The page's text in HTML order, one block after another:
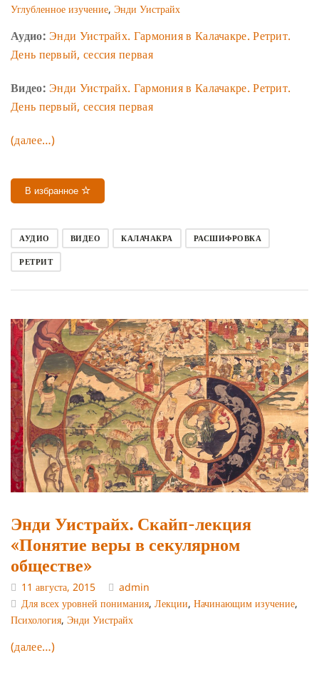
Углубленное изучение, Энди Уистрайх
Аудио: Энди Уистрайх. Гармония в Калачакре. Ретрит.
День первый, сессия первая
Видео: Энди Уистрайх. Гармония в Калачакре. Ретрит.
День первый, сессия первая
(далее…)
В избранное
АУДИО ВИДЕО КАЛАЧАКРА РАСШИФРОВКА
РЕТРИТ
Энди Уистрайх. Скайп-лекция
«Понятие веры в секулярном
обществе»
11 августа, 2015
admin
Для всех уровней понимания, Лекции, Начинающим изучение,
Психология, Энди Уистрайх
(далее…)